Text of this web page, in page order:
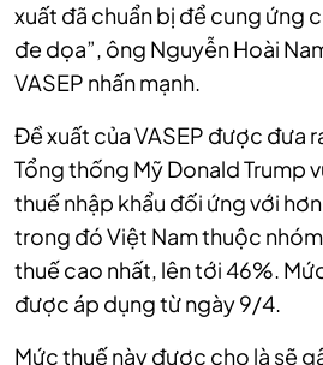
xuất đã chuẩn bị để cung ứng
đe dọa”, ông Nguyễn Hoài
VASEP nhấn mạnh.
Đề xuất của VASEP được đưa
Tổng thống Mỹ Donald Trump
thuế nhập khẩu đối ứng với
trong đó Việt Nam thuộc
thuế cao nhất, lên tới 46%.
được áp dụng từ ngày 9/4.
Mức thuế này được cho là sẽ